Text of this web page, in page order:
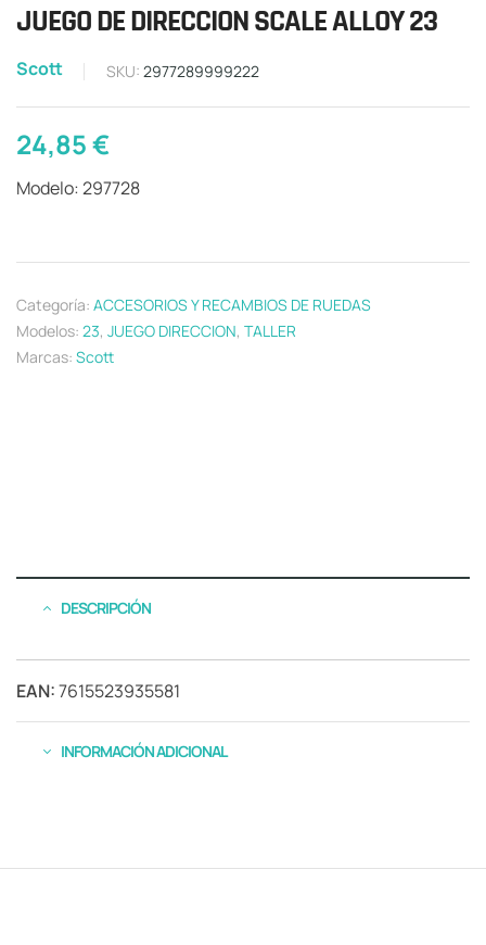
JUEGO DE DIRECCION SCALE ALLOY 23
Scott SKU: 2977289999222
24,85€
Modelo: 297728
Categoría: ACCESORIOS Y RECAMBIOS DE RUEDAS
Modelos: 23, JUEGO DIRECCION, TALLER
Marcas: Scott
DESCRIPCIÓN
EAN:7615523935581
INFORMACIÓN ADICIONAL